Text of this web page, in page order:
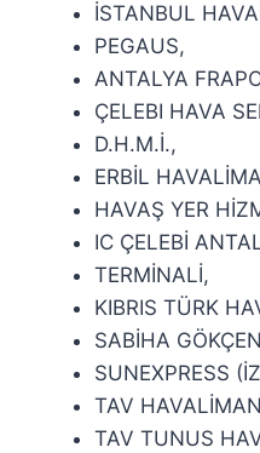
İSTANBUL
PEGAUS,
ANTALYA
ÇELEBI HAVA
D.H.M.İ.,
ERBİL
HAVAŞ YER
IC ÇELEBİ
TERMİNALİ,
KIBRIS TÜRK
SABİHA
SUNEXPRESS
TAV
TAV TUNUS